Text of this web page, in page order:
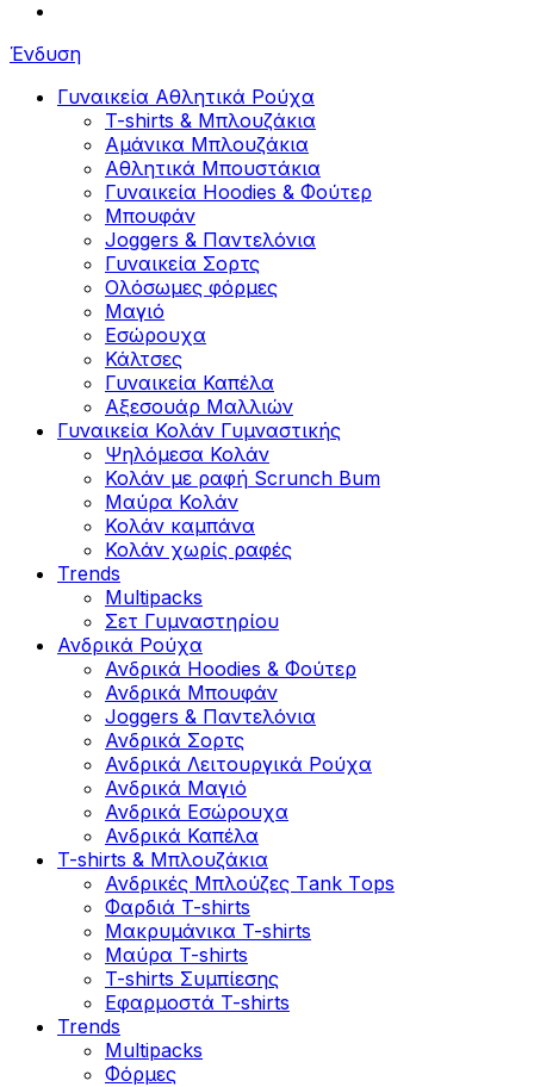
Ένδυση
Γυναικεία Αθλητικά Ρούχα
T-shirts & Μπλουζάκια
Αμάνικα Μπλουζάκια
Aθλητικά Μπουστάκια
Γυναικεία Hoodies & Φούτερ
Μπουφάν
Joggers & Παντελόνια
Γυναικεία Σορτς
Ολόσωμες φόρμες
Μαγιό
Εσώρουχα
Κάλτσες
Γυναικεία Καπέλα
Αξεσουάρ Μαλλιών
Γυναικεία Κολάν Γυμναστικής
Ψηλόμεσα Κολάν
Κολάν με ραφή Scrunch Bum
Μαύρα Κολάν
Κολάν καμπάνα
Κολάν χωρίς ραφές
Trends
Multipacks
Σετ Γυμναστηρίου
Ανδρικά Ρούχα
Ανδρικά Hoodies & Φούτερ
Ανδρικά Μπουφάν
Joggers & Παντελόνια
Ανδρικά Σορτς
Ανδρικά Λειτουργικά Ρούχα
Ανδρικά Μαγιό
Ανδρικά Εσώρουχα
Ανδρικά Καπέλα
T-shirts & Μπλουζάκια
Ανδρικές Mπλούζες Τank Τops
Φαρδιά T-shirts
Μακρυμάνικα T-shirts
Μαύρα T-shirts
T-shirts Συμπίεσης
Εφαρμοστά T-shirts
Trends
Multipacks
Φόρμες